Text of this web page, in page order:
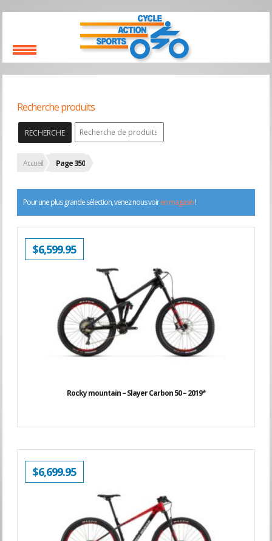
Recherche produits
RECHERCHE
Accueil Page 350
Pour une plus grande sélection, venez nous voiren magasin!
Rocky mountain – Slayer Carbon 50 – 2019*
$6,599.95
$6,699.95